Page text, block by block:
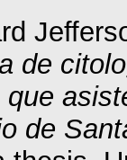
de
de